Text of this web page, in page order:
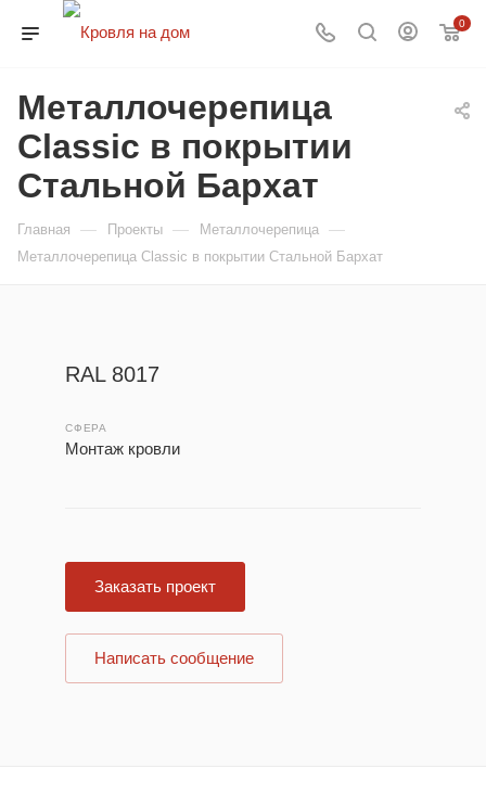
0
Металлочерепица
Classic в покрытии
Стальной Бархат
Главная — Проекты — Металлочерепица —
Металлочерепица Classic в покрытии Стальной Бархат
RAL 8017
СФЕРА
Монтаж кровли
Заказать проект
Написать сообщение